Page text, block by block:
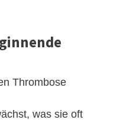
Thrombose
was sie oft